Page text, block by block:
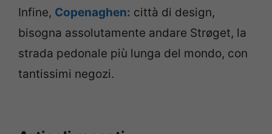
Infine, Copenaghen: città di design,
bisogna assolutamente andare Strøget, la
strada pedonale più lunga del mondo, con
tantissimi negozi.